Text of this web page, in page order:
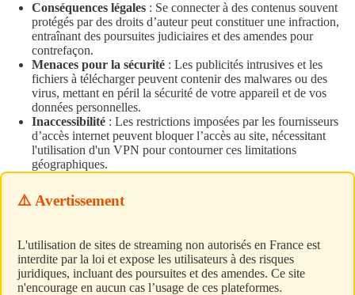
Conséquences légales : Se connecter à des contenus souvent
protégés par des droits d’auteur peut constituer une infraction,
entraînant des poursuites judiciaires et des amendes pour
contrefaçon.
Menaces pour la sécurité : Les publicités intrusives et les
fichiers à télécharger peuvent contenir des malwares ou des
virus, mettant en péril la sécurité de votre appareil et de vos
données personnelles.
Inaccessibilité : Les restrictions imposées par les fournisseurs
d’accès internet peuvent bloquer l’accès au site, nécessitant
l'utilisation d'un VPN pour contourner ces limitations
géographiques.
⚠️ Avertissement
L'utilisation de sites de streaming non autorisés en France est
interdite par la loi et expose les utilisateurs à des risques
juridiques, incluant des poursuites et des amendes. Ce site
n'encourage en aucun cas l’usage de ces plateformes.